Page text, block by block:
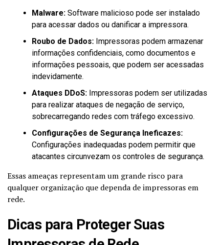
Malware: Software malicioso pode ser instalado
para acessar dados ou danificar a impressora.
Roubo de Dados: Impressoras podem armazenar
informações confidenciais, como documentos e
informações pessoais, que podem ser acessadas
indevidamente.
Ataques DDoS: Impressoras podem ser utilizadas
para realizar ataques de negação de serviço,
sobrecarregando redes com tráfego excessivo.
Configurações de Segurança Ineficazes:
Configurações inadequadas podem permitir que
atacantes circunvezam os controles de segurança.
Essas ameaças representam um grande risco para
qualquer organização que dependa de impressoras em
rede.
Dicas para Proteger Suas